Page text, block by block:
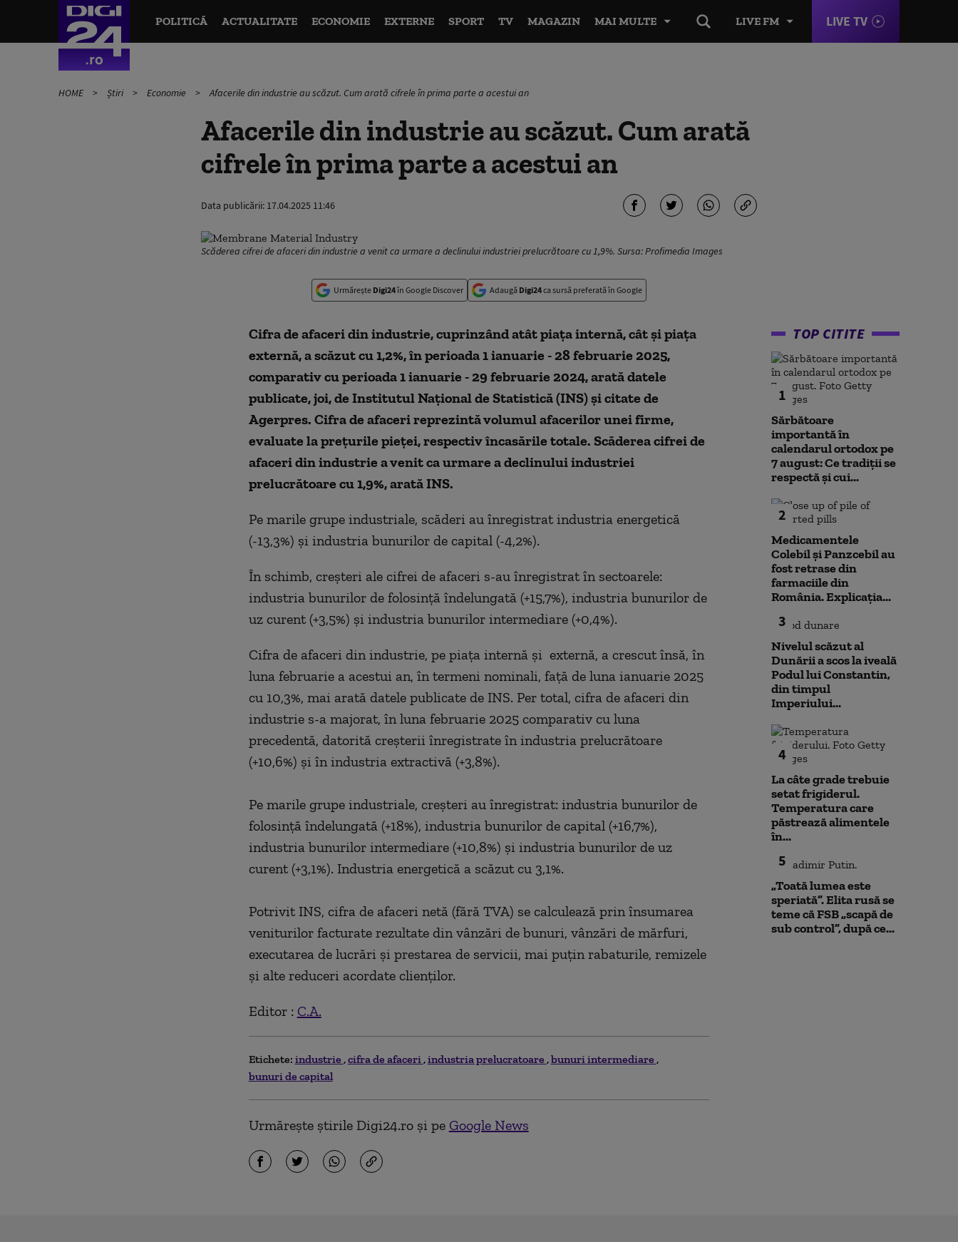
LIVE FM LIVE TV
POLITICĂ ACTUALITATE ECONOMIE EXTERNE SPORT TV MAGAZIN MAI MULTE
HOME Știri Economie Afacerile din industrie au scăzut. Cum arată cifrele în prima parte a acestui an
Afacerile din industrie au scăzut. Cum arată
cifrele în prima parte a acestui an
Data publicării: 17.04.2025 11:46
Scăderea cifrei de afaceri din industrie a venit ca urmare a declinului industriei prelucrătoare cu 1,9%. Sursa: Profimedia Images
Urmărește Digi24în Google Discover Adaugă Digi24ca sursă preferată în Google
Cifra de afaceri din industrie, cuprinzând atât piaţa internă, cât şi piaţa
externă, a scăzut cu 1,2%, în perioada 1 ianuarie - 28 februarie 2025,
comparativ cu perioada 1 ianuarie - 29 februarie 2024, arată datele
publicate, joi, de Institutul Naţional de Statistică (INS) și citate de
Agerpres. Cifra de afacerireprezintă volumul afacerilor unei firme,
evaluate la prețurile pieței, respectiv încasările totale. Scăderea cifrei de
afaceri din industrie a venit ca urmare a declinului industriei
prelucrătoare cu 1,9%, arată INS.
Pe marile grupe industriale, scăderi au înregistrat industria energetică
(-13,3%) şi industria bunurilor de capital (-4,2%).
În schimb, creşteri ale cifrei de afaceri s-au înregistrat în sectoarele:
industria bunurilor de folosinţă îndelungată (+15,7%), industria bunurilor de
uz curent (+3,5%) şi industria bunurilor intermediare (+0,4%).
Cifra de afaceri din industrie, pe piaţa internă şi externă, a crescut însă, în
luna februarie a acestui an, în termeni nominali, faţă de luna ianuarie 2025
cu 10,3%, mai arată datele publicate de INS. Per total, cifra de afaceri din
industrie s-a majorat, în luna februarie 2025 comparativ cu luna
precedentă, datorită creşterii înregistrate în industria prelucrătoare
(+10,6%) şi în industria extractivă (+3,8%).
Pe marile grupe industriale, creşteri au înregistrat: industria bunurilor de
folosinţă îndelungată (+18%), industria bunurilor de capital (+16,7%),
industria bunurilor intermediare (+10,8%) şi industria bunurilor de uz
curent (+3,1%). Industria energetică a scăzut cu 3,1%.
Potrivit INS, cifra de afaceri netă (fără TVA) se calculează prin însumarea
veniturilor facturate rezultate din vânzări de bunuri, vânzări de mărfuri,
executarea de lucrări şi prestarea de servicii, mai puţin rabaturile, remizele
şi alte reduceri acordate clienţilor.
Editor : C.A.
Etichete: industrie cifra de afaceri industria prelucratoare bunuri intermediare
bunuri de capital
Urmărește știrile Digi24.ro și pe Google News
TOP CITITE
1
Sărbătoare
importantă în
calendarul ortodox pe
7 august: Ce tradiții se
respectă și cui...
2
Medicamentele
Colebil și Panzcebil au
fost retrase din
farmaciile din
România. Explicația...
3
Nivelul scăzut al
Dunării a scos la iveală
Podul lui Constantin,
din timpul
Imperiului...
4
La câte grade trebuie
setat frigiderul.
Temperatura care
păstrează alimentele
în...
5
„Toată lumea este
speriată”. Elita rusă se
teme că FSB „scapă de
sub control”, după ce...